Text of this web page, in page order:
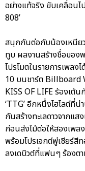
อย่างแท้จริง ขับเคลื่อนไ
808’
สนุกกันต่อกับน้องเหนียว
ทูบ ผลงานสร้างชื่อของ
โปรโมตในรายการเพลง
10 บนชาร์ต Billboard
KISS OF LIFE ร้องเต้
‘TTG’ อีกหนึ่งไฮไลต์ที่
กันสร้างทะเลดาวจากแ
ก่อนส่งไม้ต่อให้สองเพล
พร้อมโปรเจกต์พู่เชียร์สีท
ลงเดบิวต์ที่แฟนๆ ร้องต